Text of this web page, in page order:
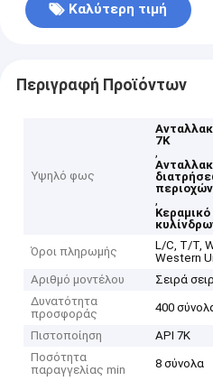
Καλύτερη τιμή
Περιγραφή Προϊόντων
Υψηλό φως
7K
,
περιοχών
,
Όροι πληρωμής
L/C, T/T,
Western
Αριθμό μοντέλου
Σειρά
Δυνατότητα
προσφοράς
400
Πιστοποίηση
API 7K
Ποσότητα
παραγγελίας min
8 σύνολα